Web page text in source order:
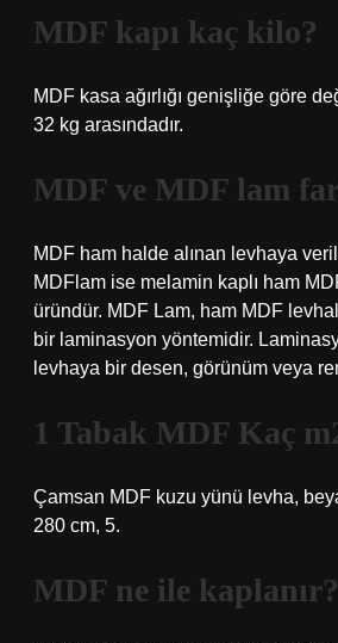
MDF kapı kaç kilo?
MDF kasa ağırlığı genişliğe göre
32 kg arasındadır.
MDF ve MDF lam
MDF ham halde alınan levhaya
MDFlam ise melamin kaplı ham
üründür. MDF Lam, ham MDF
bir laminasyon yöntemidir.
levhaya bir desen, görünüm veya
1 Tabak MDF Kaç
Çamsan MDF kuzu yünü levha,
280 cm, 5.
MDF ne ile kaplanır?